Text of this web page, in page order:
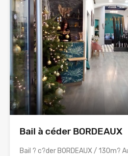
Bail à céder BORDEAUX
Bail ? c?der BORDEAUX / 130m?